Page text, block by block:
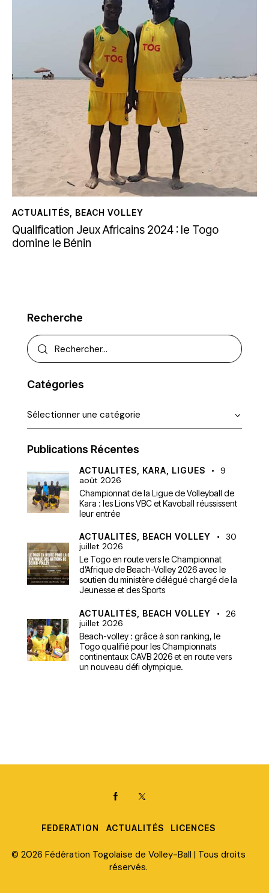
ACTUALITÉS BEACH VOLLEY
Qualification Jeux Africains 2024 : le Togo
domine le Bénin
Recherche
Catégories
Publications Récentes
ACTUALITÉS, KARA, LIGUES
9
août 2026
Championnat de la Ligue de Volleyball de
Kara : les Lions VBC et Kavoball réussissent
leur entrée
ACTUALITÉS, BEACH VOLLEY
30
juillet 2026
Le Togo en route vers le Championnat
d’Afrique de Beach-Volley 2026 avec le
soutien du ministère délégué chargé de la
Jeunesse et des Sports
ACTUALITÉS, BEACH VOLLEY
26
juillet 2026
Beach-volley : grâce à son ranking, le
Togo qualifié pour les Championnats
continentaux CAVB 2026 et en route vers
un nouveau défi olympique.
© 2026 Fédération Togolaise de Volley-Ball | Tous droits
réservés.
FEDERATION ACTUALITÉS LICENCES